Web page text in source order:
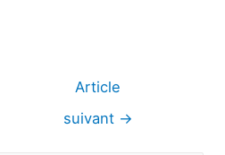
Article
suivant →